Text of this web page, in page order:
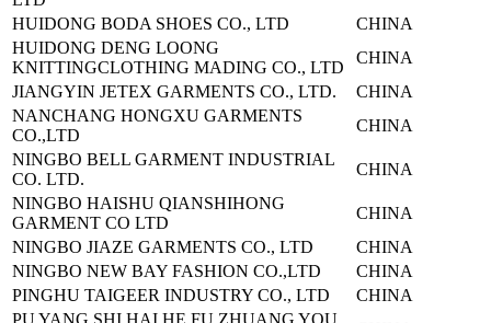
HUIDONG BODA SHOES CO., LTD
CHINA
HUIDONG DENG LOONG
KNITTINGCLOTHING MADING CO., LTD
CHINA
JIANGYIN JETEX GARMENTS CO., LTD.
CHINA
NANCHANG HONGXU GARMENTS
CO.,LTD
CHINA
NINGBO BELL GARMENT INDUSTRIAL
CO. LTD.
CHINA
NINGBO HAISHU QIANSHIHONG
GARMENT CO LTD
CHINA
NINGBO JIAZE GARMENTS CO., LTD
CHINA
NINGBO NEW BAY FASHION CO.,LTD
CHINA
PINGHU TAIGEER INDUSTRY CO., LTD
CHINA
PU YANG SHI HAI HE FU ZHUANG YOU